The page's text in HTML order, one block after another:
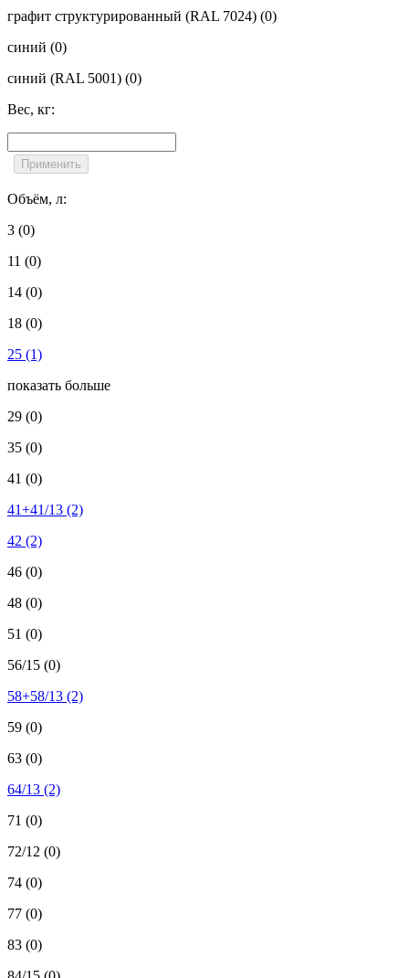
графит структурированный (RAL 7024) (0)
синий (0)
синий (RAL 5001) (0)
Вес, кг:
Объём, л:
3 (0)
11 (0)
14 (0)
18 (0)
25 (1)
показать больше
29 (0)
35 (0)
41 (0)
41+41/13 (2)
42 (2)
46 (0)
48 (0)
51 (0)
56/15 (0)
58+58/13 (2)
59 (0)
63 (0)
64/13 (2)
71 (0)
72/12 (0)
74 (0)
77 (0)
83 (0)